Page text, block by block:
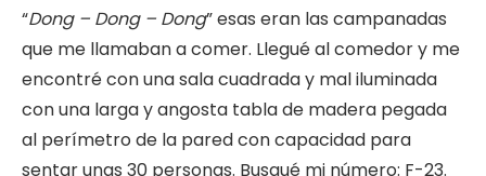
“Dong – Dong – Dong” esas eran las campanadas
que me llamaban a comer. Llegué al comedor y me
encontré con una sala cuadrada y mal iluminada
con una larga y angosta tabla de madera pegada
al perímetro de la pared con capacidad para
sentar unas 30 personas. Busqué mi número: F-23.